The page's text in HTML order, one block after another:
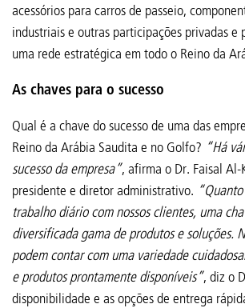
acessórios para carros de passeio,
industriais e outras participações privadas e
uma rede estratégica em todo o Reino da
As chaves para o sucesso
Qual é a chave do sucesso de uma das
Reino da Arábia Saudita e no Golfo? “Há
sucesso da empresa”, afirma o Dr. Faisal
presidente e diretor administrativo.
trabalho diário com nossos clientes, uma
diversificada gama de produtos e soluções.
podem contar com uma variedade
e produtos prontamente disponíveis”, diz o
disponibilidade e as opções de entrega